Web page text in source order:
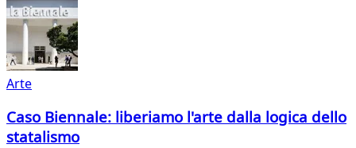
Arte
Caso Biennale: liberiamo l'arte dalla logica dello
statalismo